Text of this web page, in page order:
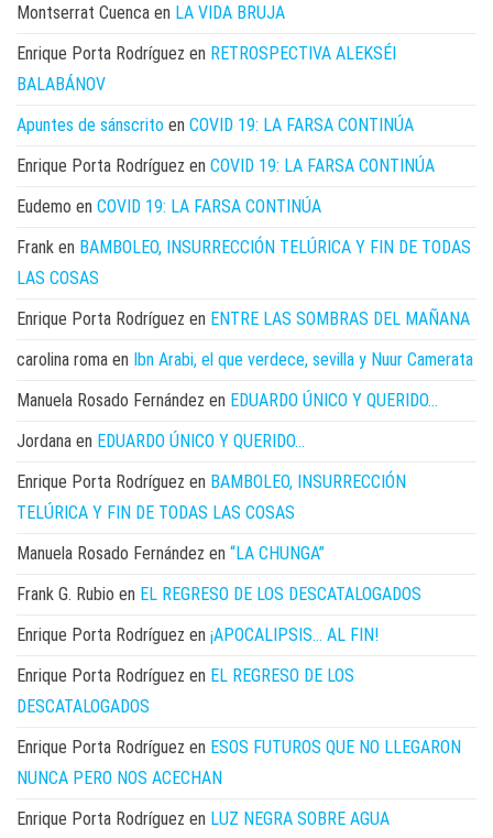
Montserrat Cuenca en LA VIDA BRUJA
Enrique Porta Rodríguez en RETROSPECTIVA ALEKSÉI
BALABÁNOV
Apuntes de sánscrito en COVID 19: LA FARSA CONTINÚA
Enrique Porta Rodríguez en COVID 19: LA FARSA CONTINÚA
Eudemo en COVID 19: LA FARSA CONTINÚA
Frank en BAMBOLEO, INSURRECCIÓN TELÚRICA Y FIN DE TODAS
LAS COSAS
Enrique Porta Rodríguez en ENTRE LAS SOMBRAS DEL MAÑANA
carolina roma en Ibn Arabi, el que verdece, sevilla y Nuur Camerata
Manuela Rosado Fernández en EDUARDO ÚNICO Y QUERIDO…
Jordana en EDUARDO ÚNICO Y QUERIDO…
Enrique Porta Rodríguez en BAMBOLEO, INSURRECCIÓN
TELÚRICA Y FIN DE TODAS LAS COSAS
Manuela Rosado Fernández en “LA CHUNGA”
Frank G. Rubio en EL REGRESO DE LOS DESCATALOGADOS
Enrique Porta Rodríguez en ¡APOCALIPSIS… AL FIN!
Enrique Porta Rodríguez en EL REGRESO DE LOS
DESCATALOGADOS
Enrique Porta Rodríguez en ESOS FUTUROS QUE NO LLEGARON
NUNCA PERO NOS ACECHAN
Enrique Porta Rodríguez en LUZ NEGRA SOBRE AGUA